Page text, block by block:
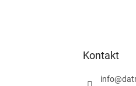
Kontakt
info@